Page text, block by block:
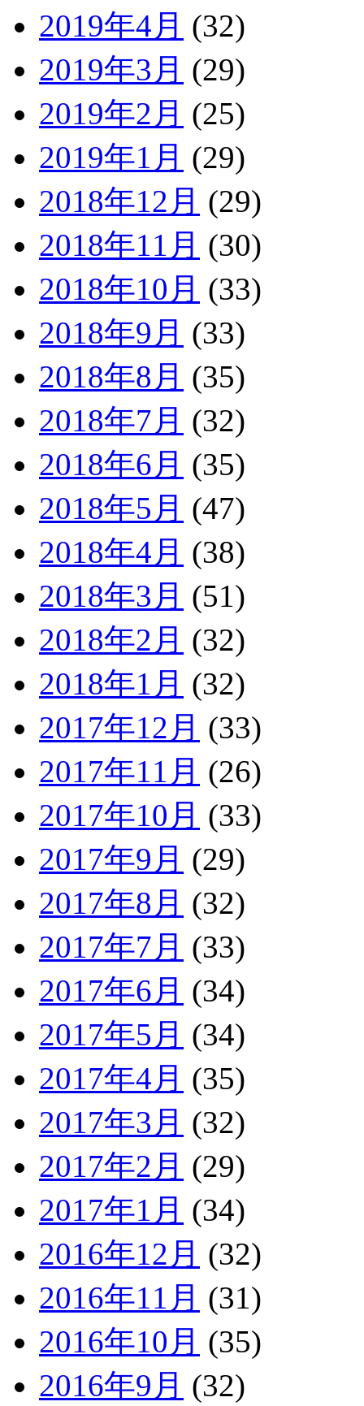
2019年4月 (32)
2019年3月 (29)
2019年2月 (25)
2019年1月 (29)
2018年12月 (29)
2018年11月 (30)
2018年10月 (33)
2018年9月 (33)
2018年8月 (35)
2018年7月 (32)
2018年6月 (35)
2018年5月 (47)
2018年4月 (38)
2018年3月 (51)
2018年2月 (32)
2018年1月 (32)
2017年12月 (33)
2017年11月 (26)
2017年10月 (33)
2017年9月 (29)
2017年8月 (32)
2017年7月 (33)
2017年6月 (34)
2017年5月 (34)
2017年4月 (35)
2017年3月 (32)
2017年2月 (29)
2017年1月 (34)
2016年12月 (32)
2016年11月 (31)
2016年10月 (35)
2016年9月 (32)